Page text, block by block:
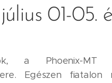
01-05.
a Phoenix-MT
Egészen fiatalon